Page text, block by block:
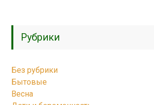
Рубрики
Без рубрики
Бытовые
Весна